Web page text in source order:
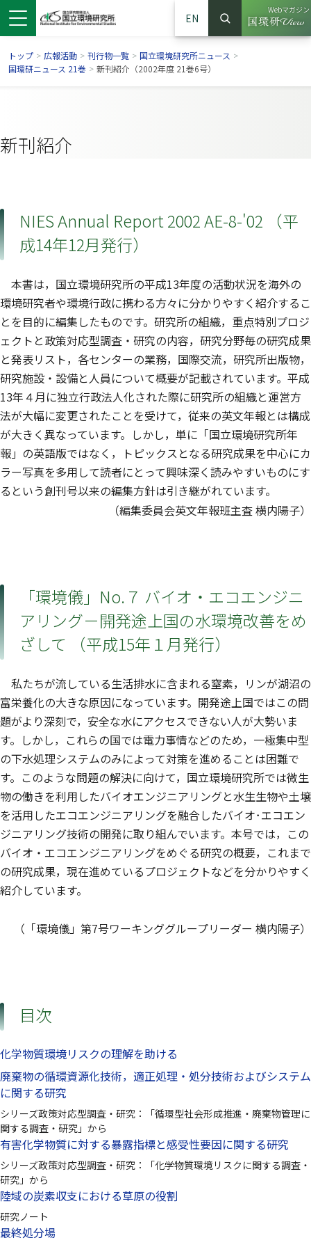
ドウで開きます）
ンドウで開きます）
ウインドウで開きます）
EN
サイト内検索
検索
Webマガジン
（別ウイ
トップ > 広報活動 > 刊行物一覧 > 国立環境研究所ニュース >
国環研ニュース 21巻 > 新刊紹介（2002年度 21巻6号）
新刊紹介
NIES Annual Report 2002 AE-8-'02 （平
成14年12月発行）
本書は，国立環境研究所の平成13年度の活動状況を海外の
環境研究者や環境行政に携わる方々に分かりやすく紹介するこ
とを目的に編集したものです。研究所の組織，重点特別プロジ
ェクトと政策対応型調査・研究の内容，研究分野毎の研究成果
と発表リスト，各センターの業務，国際交流，研究所出版物，
研究施設・設備と人員について概要が記載されています。平成
13年４月に独立行政法人化された際に研究所の組織と運営方
法が大幅に変更されたことを受けて，従来の英文年報とは構成
が大きく異なっています。しかし，単に「国立環境研究所年
報」の英語版ではなく，トピックスとなる研究成果を中心にカ
ラー写真を多用して読者にとって興味深く読みやすいものにす
るという創刊号以来の編集方針は引き継がれています。
（編集委員会英文年報班主査 横内陽子）
「環境儀」No.７ バイオ・エコエンジニ
アリング－開発途上国の水環境改善をめ
ざして （平成15年１月発行）
私たちが流している生活排水に含まれる窒素，リンが湖沼の
富栄養化の大きな原因になっています。開発途上国ではこの問
題がより深刻で，安全な水にアクセスできない人が大勢いま
す。しかし，これらの国では電力事情などのため，一極集中型
の下水処理システムのみによって対策を進めることは困難で
す。このような問題の解決に向けて，国立環境研究所では微生
物の働きを利用したバイオエンジニアリングと水生生物や土壌
を活用したエコエンジニアリングを融合したバイオ･エコエン
ジニアリング技術の開発に取り組んでいます。本号では，この
バイオ・エコエンジニアリングをめぐる研究の概要，これまで
の研究成果，現在進めているプロジェクトなどを分かりやすく
紹介しています。
（「環境儀」第7号ワーキンググループリーダー 横内陽子）
目次
化学物質環境リスクの理解を助ける
廃棄物の循環資源化技術，適正処理・処分技術およびシステム
に関する研究
シリーズ政策対応型調査・研究：「循環型社会形成推進・廃棄物管理に
関する調査・研究」から
有害化学物質に対する暴露指標と感受性要因に関する研究
シリーズ政策対応型調査・研究：「化学物質環境リスクに関する調査・
研究」から
陸域の炭素収支における草原の役割
研究ノート
最終処分場